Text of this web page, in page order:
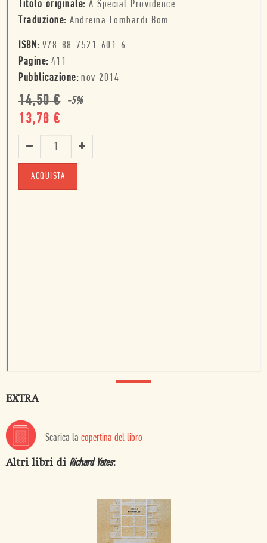
Titolo originale: A Special Providence
Traduzione: Andreina Lombardi Bom
ISBN: 978-88-7521-601-6
Pagine: 411
Pubblicazione: nov 2014
14,50€ -5%
13,78 €
ACQUISTA
EXTRA
Scarica la copertina del libro
Altri libri di Richard Yates: